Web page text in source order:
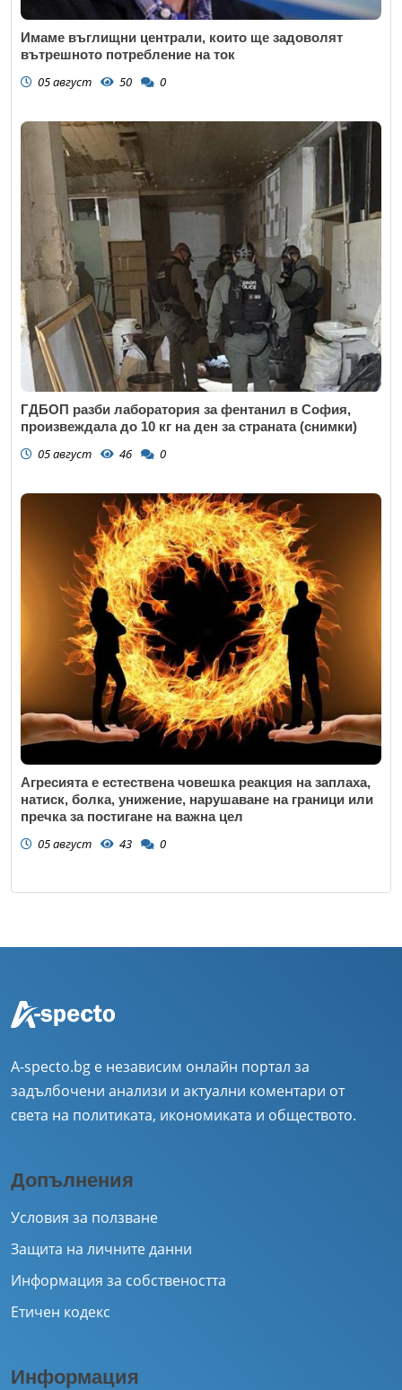
Имаме въглищни централи, които ще задоволят
вътрешното потребление на ток
05 август 50 0
ГДБОП разби лаборатория за фентанил в София,
произвеждала до 10 кг на ден за страната (снимки)
05 август 46 0
Агресията е естествена човешка реакция на заплаха,
натиск, болка, унижение, нарушаване на граници или
пречка за постигане на важна цел
05 август 43 0
A-specto.bg е независим онлайн портал за
задълбочени анализи и актуални коментари от
света на политиката, икономиката и обществото.
Допълнения
Условия за ползване
Защита на личните данни
Информация за собствеността
Етичен кодекс
Информация